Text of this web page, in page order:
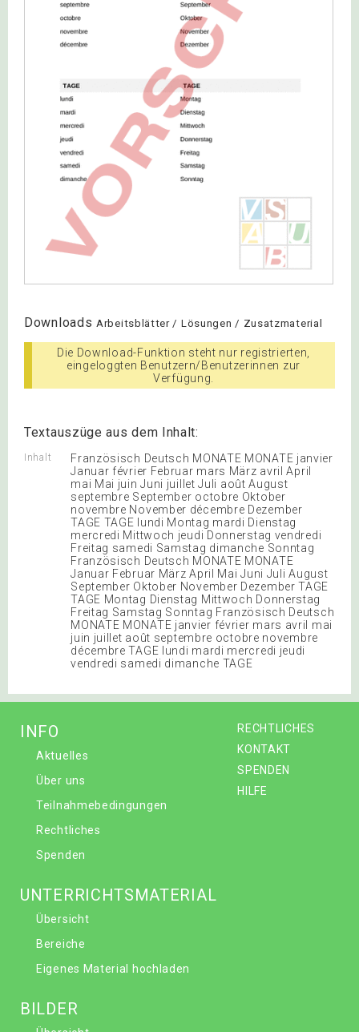
Downloads Arbeitsblätter / Lösungen / Zusatzmaterial
Die Download-Funktion steht nur registrierten,
eingeloggten Benutzern/Benutzerinnen zur
Verfügung.
Textauszüge aus dem Inhalt:
Inhalt
Französisch Deutsch MONATE MONATE janvier
Januar février Februar mars März avril April
mai Mai juin Juni juillet Juli août August
septembre September octobre Oktober
novembre November décembre Dezember
TAGE TAGE lundi Montag mardi Dienstag
mercredi Mittwoch jeudi Donnerstag vendredi
Freitag samedi Samstag dimanche Sonntag
Französisch Deutsch MONATE MONATE
Januar Februar März April Mai Juni Juli August
September Oktober November Dezember TAGE
TAGE Montag Dienstag Mittwoch Donnerstag
Freitag Samstag Sonntag Französisch Deutsch
MONATE MONATE janvier février mars avril mai
juin juillet août septembre octobre novembre
décembre TAGE lundi mardi mercredi jeudi
vendredi samedi dimanche TAGE
RECHTLICHES
KONTAKT
SPENDEN
HILFE
INFO
Aktuelles
Über uns
Teilnahmebedingungen
Rechtliches
Spenden
UNTERRICHTSMATERIAL
Übersicht
Bereiche
Eigenes Material hochladen
BILDER